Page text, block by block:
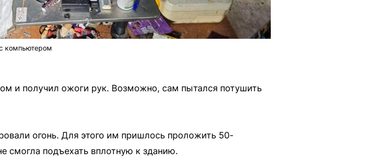
компьютером
и получил ожоги рук. Возможно, сам пытался потушить
огонь. Для этого им пришлось проложить 50-
смогла подъехать вплотную к зданию.